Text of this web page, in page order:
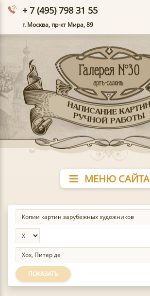
+ 7 (495) 798 31 55
г. Москва, пр-кт Мира, 89
МЕНЮ САЙТА
ПОКАЗАТЬ